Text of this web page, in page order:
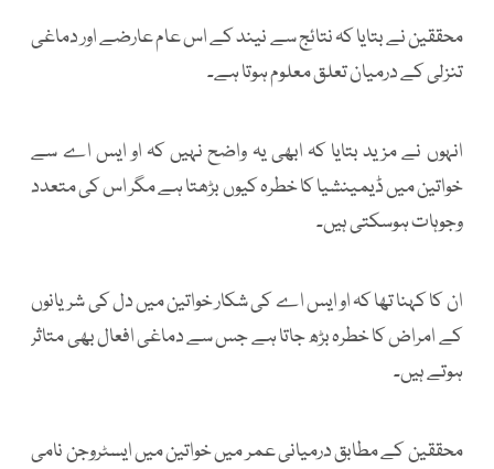
محققین نے بتایا کہ نتائج سے نیند کے اس عام عارضے اور دماغی
تنزلی کے درمیان تعلق معلوم ہوتا ہے۔
انہوں نے مزید بتایا کہ ابھی یہ واضح نہیں کہ او ایس اے سے
خواتین میں ڈیمینشیا کا خطرہ کیوں بڑھتا ہے مگر اس کی متعدد
وجوہات ہوسکتی ہیں۔
ان کا کہنا تھا کہ او ایس اے کی شکار خواتین میں دل کی شریانوں
کے امراض کا خطرہ بڑھ جاتا ہے جس سے دماغی افعال بھی متاثر
ہوتے ہیں۔
محققین کے مطابق درمیانی عمر میں خواتین میں ایسٹروجن نامی